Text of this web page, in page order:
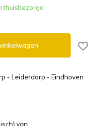
thuisbezorgd
- Leiderdorp - Eindhoven
van